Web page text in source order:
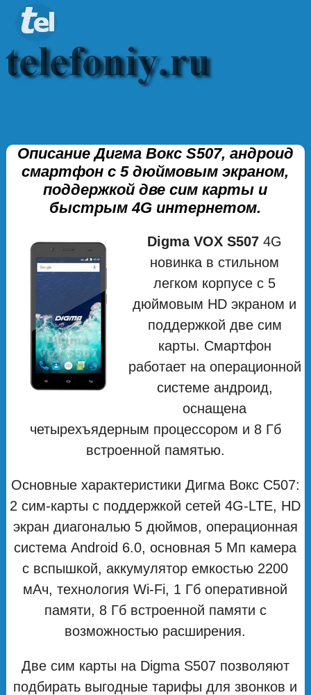
Описание Дигма Вокс S507, андроид
смартфон с 5 дюймовым экраном,
поддержкой две сим карты и
быстрым 4G интернетом.
Digma VOX S507 4G
новинка в стильном
легком корпусе с 5
дюймовым HD экраном и
поддержкой две сим
карты. Смартфон
работает на операционной
системе андроид,
оснащена
четырехъядерным процессором и 8 Гб
встроенной памятью.
Основные характеристики Дигма Вокс С507:
2 сим-карты с поддержкой сетей 4G-LTE, HD
экран диагональю 5 дюймов, операционная
система Android 6.0, основная 5 Мп камера
с вспышкой, аккумулятор емкостью 2200
мAч, технология Wi-Fi, 1 Гб оперативной
памяти, 8 Гб встроенной памяти с
возможностью расширения.
Две сим карты на Digma S507 позволяют
подбирать выгодные тарифы для звонков и